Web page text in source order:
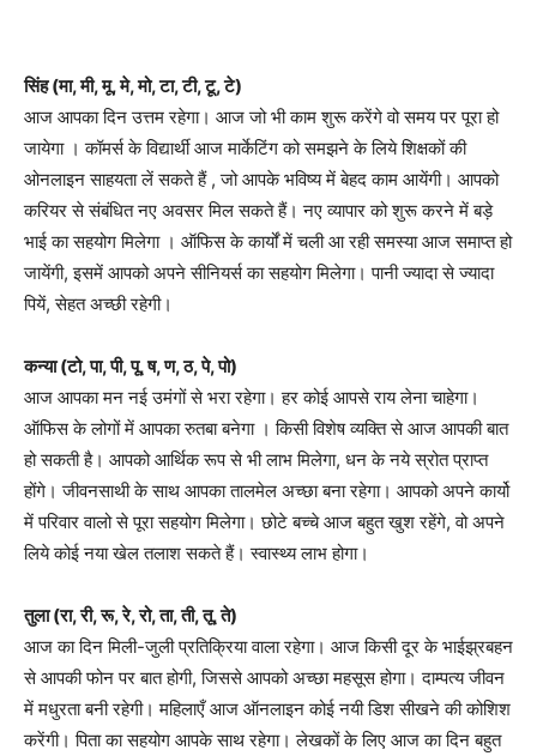
सिंह (मा, मी, मू, मे, मो, टा, टी, टू, टे)
आज आपका दिन उत्तम रहेगा। आज जो भी काम शुरू करेंगे वो समय पर पूरा हो
जायेगा । कॉमर्स के विद्यार्थी आज मार्केटिंग को समझने के लिये शिक्षकों की
ओनलाइन साहयता लें सकते हैं , जो आपके भविष्य में बेहद काम आयेंगी। आपको
करियर से संबंधित नए अवसर मिल सकते हैं। नए व्यापार को शुरू करने में बड़े
भाई का सहयोग मिलेगा । ऑफिस के कार्यों में चली आ रही समस्या आज समाप्त हो
जायेंगी, इसमें आपको अपने सीनियर्स का सहयोग मिलेगा। पानी ज्यादा से ज्यादा
पियें, सेहत अच्छी रहेगी।
कन्या (टो, पा, पी, पू, ष, ण, ठ, पे, पो)
आज आपका मन नई उमंगों से भरा रहेगा। हर कोई आपसे राय लेना चाहेगा।
ऑफिस के लोगों में आपका रुतबा बनेगा । किसी विशेष व्यक्ति से आज आपकी बात
हो सकती है। आपको आर्थिक रूप से भी लाभ मिलेगा, धन के नये स्रोत प्राप्त
होंगे। जीवनसाथी के साथ आपका तालमेल अच्छा बना रहेगा। आपको अपने कार्यो
में परिवार वालो से पूरा सहयोग मिलेगा। छोटे बच्चे आज बहुत खुश रहेंगे, वो अपने
लिये कोई नया खेल तलाश सकते हैं। स्वास्थ्य लाभ होगा।
तुला (रा, री, रू, रे, रो, ता, ती, तू, ते)
आज का दिन मिली-जुली प्रतिक्रिया वाला रहेगा। आज किसी दूर के भाईझ्रबहन
से आपकी फोन पर बात होगी, जिससे आपको अच्छा महसूस होगा। दाम्पत्य जीवन
में मधुरता बनी रहेगी। महिलाएँ आज ऑनलाइन कोई नयी डिश सीखने की कोशिश
करेंगी। पिता का सहयोग आपके साथ रहेगा। लेखकों के लिए आज का दिन बहुत